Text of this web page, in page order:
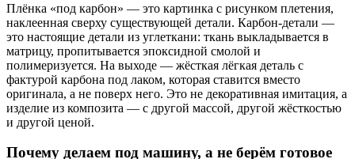
Плёнка «под карбон» — это картинка с рисунком плетения,
наклеенная сверху существующей детали. Карбон-детали —
это настоящие детали из углеткани: ткань выкладывается в
матрицу, пропитывается эпоксидной смолой и
полимеризуется. На выходе — жёсткая лёгкая деталь с
фактурой карбона под лаком, которая ставится вместо
оригинала, а не поверх него. Это не декоративная имитация, а
изделие из композита — с другой массой, другой жёсткостью
и другой ценой.
Почему делаем под машину, а не берём готовое